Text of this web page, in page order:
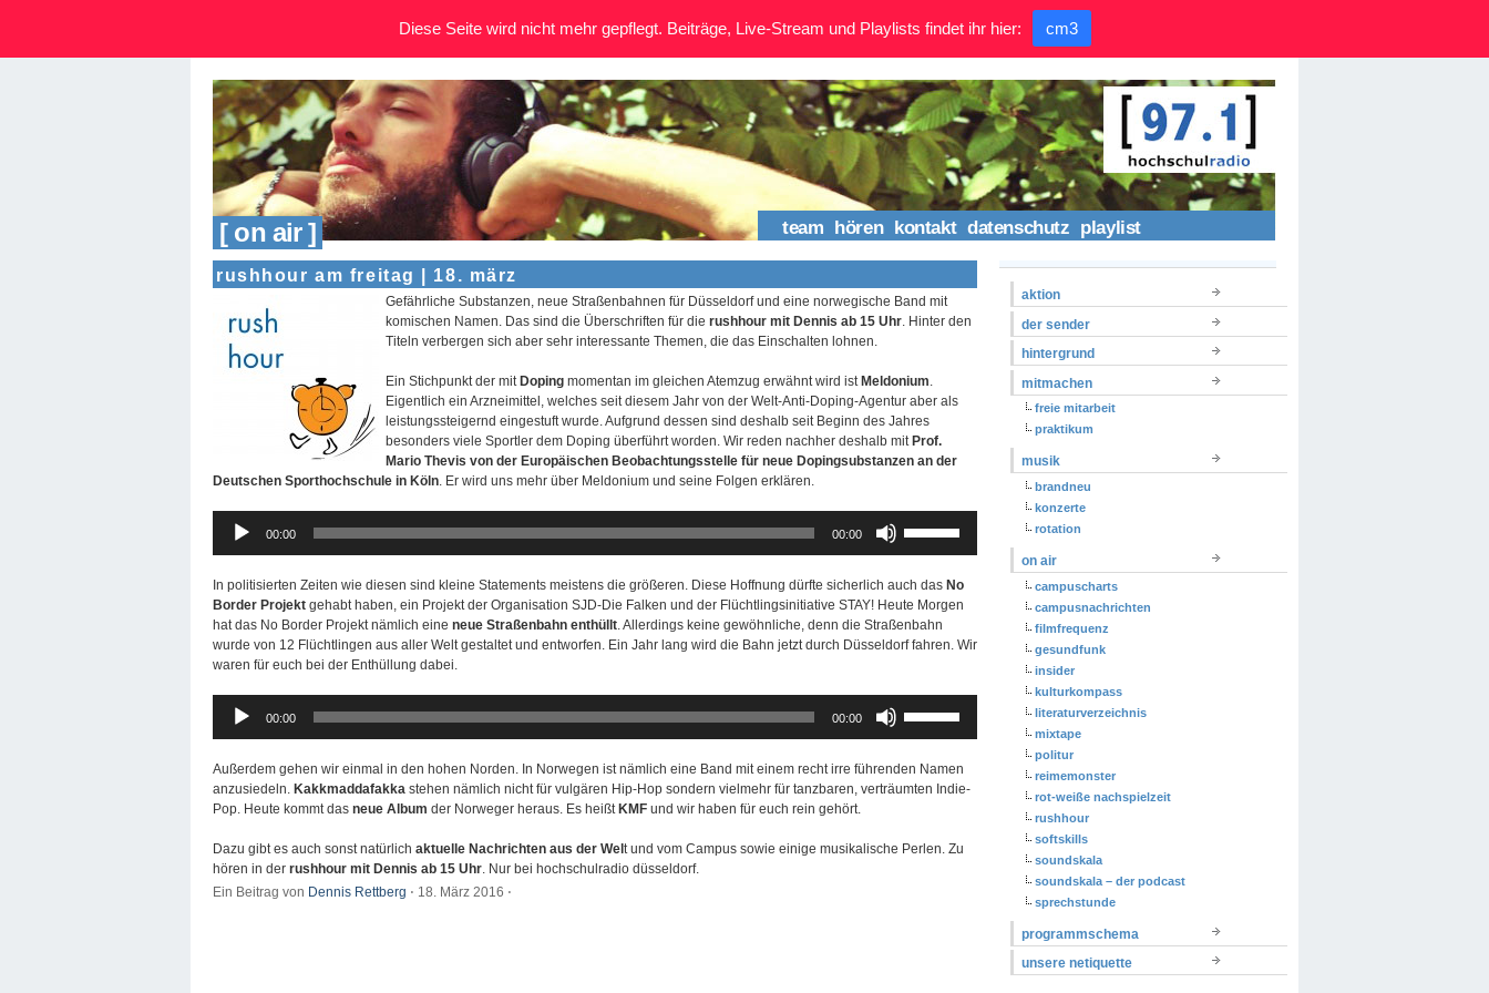
[ on air ] team hören kontakt datenschutz playlist
rushhour am freitag | 18. märz
Gefährliche Substanzen, neue Straßenbahnen für Düsseldorf und eine norwegische Band mit
komischen Namen. Das sind die Überschriften für die rushhour mit Dennis ab 15 Uhr. Hinter den
Titeln verbergen sich aber sehr interessante Themen, die das Einschalten lohnen.
Ein Stichpunkt der mitDoping momentan im gleichen Atemzug erwähnt wird istMeldonium.
Eigentlich ein Arzneimittel, welches seit diesem Jahr von der Welt-Anti-Doping-Agentur aber als
leistungssteigernd eingestuft wurde. Aufgrund dessen sind deshalb seit Beginn des Jahres
besonders viele Sportler dem Doping überführt worden. Wir reden nachher deshalb mitProf.
Mario Thevis von der Europäischen Beobachtungsstelle für neue Dopingsubstanzen an der
Deutschen Sporthochschule in Köln. Er wird uns mehr über Meldonium und seine Folgen erklären.
Audio-
Player
00:00 00:00
Hoch/Runter
benutzen,
um
die
Lautstärke
zu
In politisierten Zeiten wie diesen sind kleine Statements meistens die größeren. Diese Hoffnung dürfte sicherlich auch das No
Border Projekt gehabt haben, ein Projekt der Organisation SJD-Die Falken und der Flüchtlingsinitiative STAY! Heute Morgen
hat das No Border Projekt nämlich eine neue Straßenbahn enthüllt. Allerdings keine gewöhnliche, denn die Straßenbahn
wurde von 12 Flüchtlingen aus aller Welt gestaltet und entworfen. Ein Jahr lang wird die Bahn jetzt durch Düsseldorf fahren. Wir
waren für euch bei der Enthüllung dabei.
Audio-
Player
00:00 00:00
Hoch/Runter
benutzen,
um
die
regeln.
Außerdem gehen wir einmal in den hohen Norden. In Norwegen ist nämlich eine Band mit einem recht irre führenden Namen
anzusiedeln. Kakkmaddafakka stehen nämlich nicht für vulgären Hip-Hop sondern vielmehr für tanzbaren, verträumten Indie-
Pop. Heute kommt das neue Album der Norweger heraus. Es heißtKMF und wir haben für euch rein gehört.
Dazu gibt es auch sonst natürlich aktuelle Nachrichten aus der Welt und vom Campus sowie einige musikalische Perlen. Zu
hören in der rushhour mit Dennis ab 15 Uhr. Nur bei hochschulradio düsseldorf.
Ein Beitrag von Dennis Rettberg ⋅ 18. März 2016 ⋅
aktion
der sender
hintergrund
mitmachen
freie mitarbeit
praktikum
musik
brandneu
konzerte
rotation
on air
campuscharts
campusnachrichten
filmfrequenz
gesundfunk
insider
kulturkompass
literaturverzeichnis
mixtape
politur
reimemonster
rot-weiße nachspielzeit
rushhour
softskills
soundskala
soundskala – der podcast
sprechstunde
programmschema
unsere netiquette
Diese Seite wird nicht mehr gepflegt. Beiträge, Live-Stream und Playlists findet ihr hier: cm3